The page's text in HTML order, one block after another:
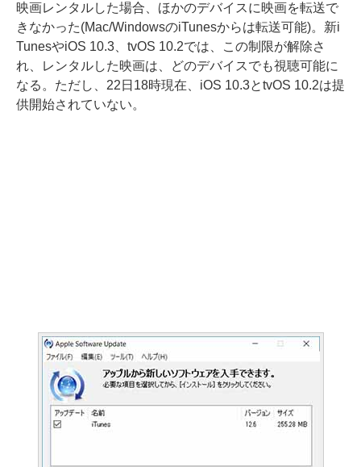
映画レンタルした場合、ほかのデバイスに映画を転送で
きなかった(Mac/WindowsのiTunesからは転送可能)。新i
TunesやiOS 10.3、tvOS 10.2では、この制限が解除さ
れ、レンタルした映画は、どのデバイスでも視聴可能に
なる。ただし、22日18時現在、iOS 10.3とtvOS 10.2は提
供開始されていない。